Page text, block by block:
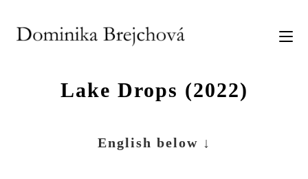
Lake Drops (2022)
English below ↓